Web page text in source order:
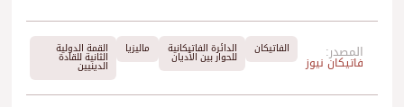
المصدر:
فاتيكان نيوز
الفاتيكان الدائرة الفاتيكانية
للحوار بين الأديان
ماليزيا القمة الدولية
الثانية للقادة
الدينيين